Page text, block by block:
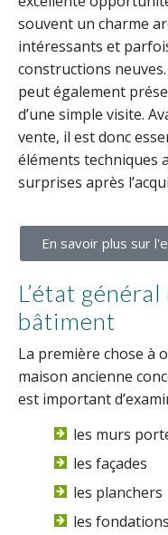
souvent un charme
intéressants et
constructions
peut également
d’une simple visite.
vente, il est donc
éléments techniques
surprises après
En savoir plus sur
L’état
bâtiment
La première chose à
maison ancienne
est important
les murs
les façades
les planchers
les